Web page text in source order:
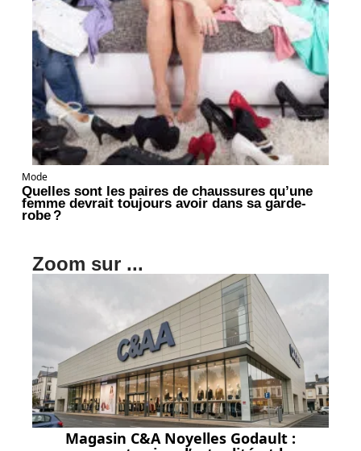
Mode
Quelles sont les paires de chaussures qu’une
femme devrait toujours avoir dans sa garde-
robe ?
Zoom sur ...
Magasin C&A Noyelles Godault :